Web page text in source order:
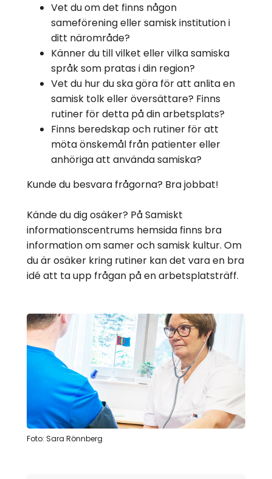
Vet du om det finns någon
sameförening eller samisk institution i
ditt närområde?
Känner du till vilket eller vilka samiska
språk som pratas i din region?
Vet du hur du ska göra för att anlita en
samisk tolk eller översättare? Finns
rutiner för detta på din arbetsplats?
Finns beredskap och rutiner för att
möta önskemål från patienter eller
anhöriga att använda samiska?
Kunde du besvara frågorna? Bra jobbat!
Kände du dig osäker? På Samiskt
informationscentrums hemsida finns bra
information om samer och samisk kultur. Om
du är osäker kring rutiner kan det vara en bra
idé att ta upp frågan på en arbetsplatsträff.
Foto: Sara Rönnberg